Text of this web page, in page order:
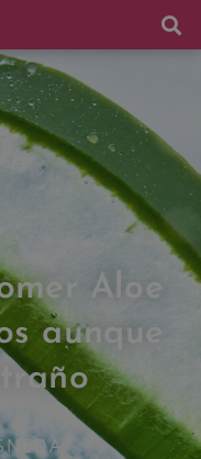
Aloe
aunque